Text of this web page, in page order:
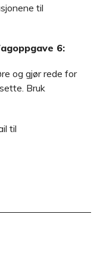
til
6:
og gjør rede for
Bruk
til